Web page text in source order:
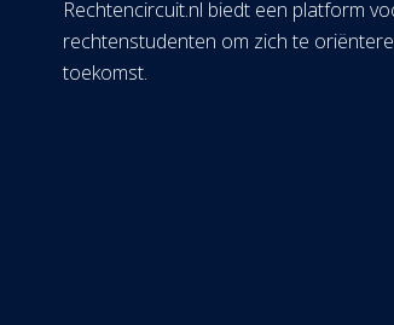
Rechtencircuit.nl biedt een platform
rechtenstudenten om zich te
toekomst.